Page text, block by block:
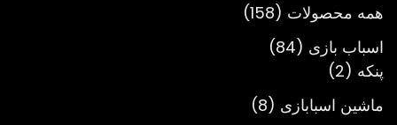
همه محصولات
158
158
اسباب بازی 84
84
پنکه 2
2
محصول
ماشین اسبابازی 8
8